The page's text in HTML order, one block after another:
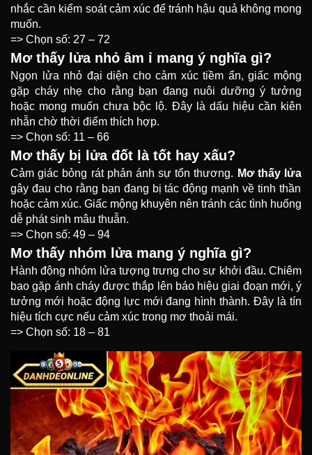
nhắc cần kiểm soát cảm xúc để tránh hậu quả không mong
muốn.
=> Chọn số: 27 – 72
Mơ thấy lửa nhỏ âm ỉ mang ý nghĩa gì?
Ngọn lửa nhỏ đại diện cho cảm xúc tiềm ẩn, giấc mộng
gặp cháy nhẹ cho rằng bạn đang nuôi dưỡng ý tưởng
hoặc mong muốn chưa bộc lộ. Đây là dấu hiệu cần kiên
nhẫn chờ thời điểm thích hợp.
=> Chọn số: 11 – 66
Mơ thấy bị lửa đốt là tốt hay xấu?
Cảm giác bỏng rát phản ánh sự tổn thương. Mơ thấy lửa
gây đau cho rằng bạn đang bị tác động mạnh về tinh thần
hoặc cảm xúc. Giấc mộng khuyên nên tránh các tình huống
dễ phát sinh mâu thuẫn.
=> Chọn số: 49 – 94
Mơ thấy nhóm lửa mang ý nghĩa gì?
Hành động nhóm lửa tượng trưng cho sự khởi đầu. Chiêm
bao gặp ánh cháy được thắp lên báo hiệu giai đoạn mới, ý
tưởng mới hoặc động lực mới đang hình thành. Đây là tín
hiệu tích cực nếu cảm xúc trong mơ thoải mái.
=> Chọn số: 18 – 81